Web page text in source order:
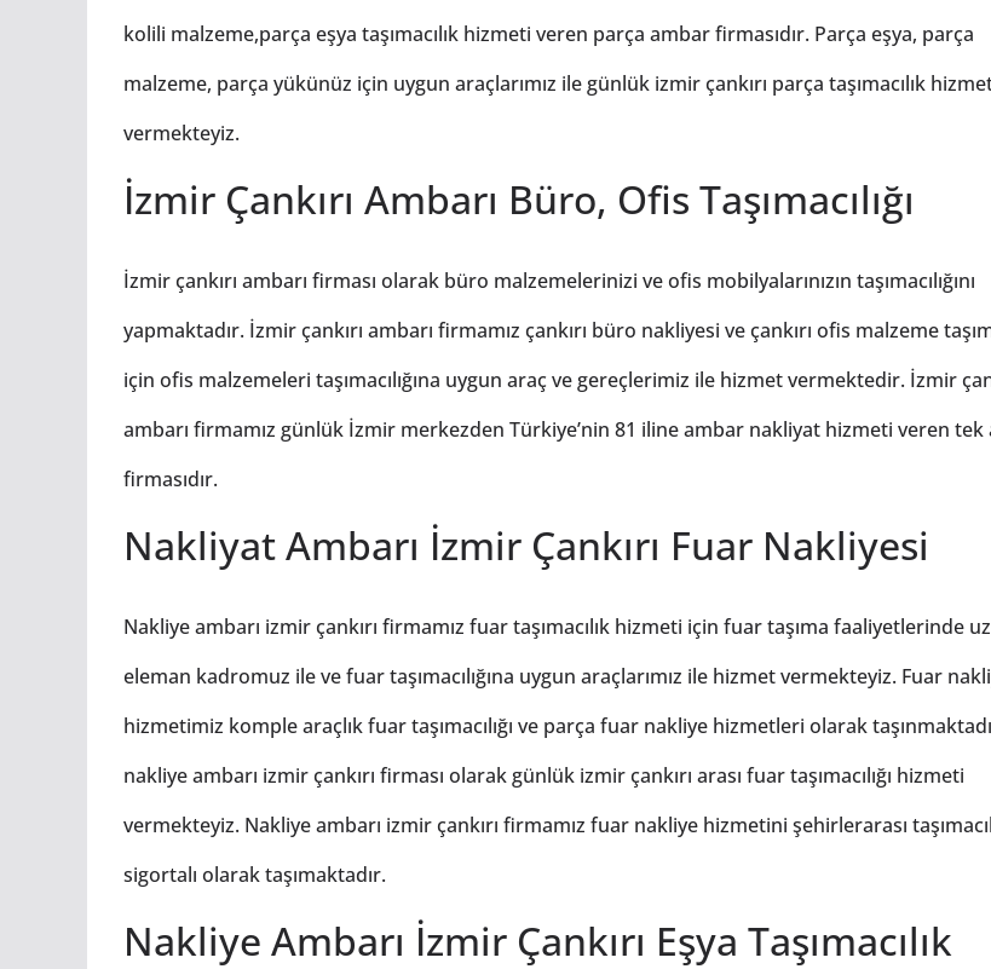
kolili malzeme,parça eşya taşımacılık hizmeti veren parça ambar firmasıdır. Parça eşya, parça
malzeme, parça yükünüz için uygun araçlarımız ile günlük izmir çankırı parça taşımacılık
vermekteyiz.
İzmir Çankırı Ambarı Büro, Ofis Taşımacılığı
İzmir çankırı ambarı firması olarak büro malzemelerinizi ve ofis mobilyalarınızın taşımacılığını
yapmaktadır. İzmir çankırı ambarı firmamız çankırı büro nakliyesi ve çankırı ofis malzeme
için ofis malzemeleri taşımacılığına uygun araç ve gereçlerimiz ile hizmet vermektedir. İzmir
ambarı firmamız günlük İzmir merkezden Türkiye’nin 81 iline ambar nakliyat hizmeti veren
firmasıdır.
Nakliyat Ambarı İzmir Çankırı Fuar Nakliyesi
Nakliye ambarı izmir çankırı firmamız fuar taşımacılık hizmeti için fuar taşıma faaliyetlerinde
eleman kadromuz ile ve fuar taşımacılığına uygun araçlarımız ile hizmet vermekteyiz. Fuar
hizmetimiz komple araçlık fuar taşımacılığı ve parça fuar nakliye hizmetleri olarak
nakliye ambarı izmir çankırı firması olarak günlük izmir çankırı arası fuar taşımacılığı hizmeti
vermekteyiz. Nakliye ambarı izmir çankırı firmamız fuar nakliye hizmetini şehirlerarası
sigortalı olarak taşımaktadır.
Nakliye Ambarı İzmir Çankırı Eşya Taşımacılık